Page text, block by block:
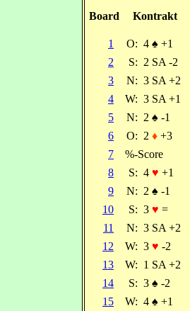
Board Kontrakt
1
O: 4 ♠ +1
2
S: 2 SA -2
3
N: 3 SA +2
4
W: 3 SA +1
5
N: 2 ♠ -1
6
O: 2 ♦ +3
7
%-Score
8
S: 4 ♥ +1
9
N: 2 ♠ -1
10
S: 3 ♥ =
11
N: 3 SA +2
12
W: 3 ♥ -2
13
W: 1 SA +2
14
S: 3 ♠ -2
15
W: 4 ♠ +1